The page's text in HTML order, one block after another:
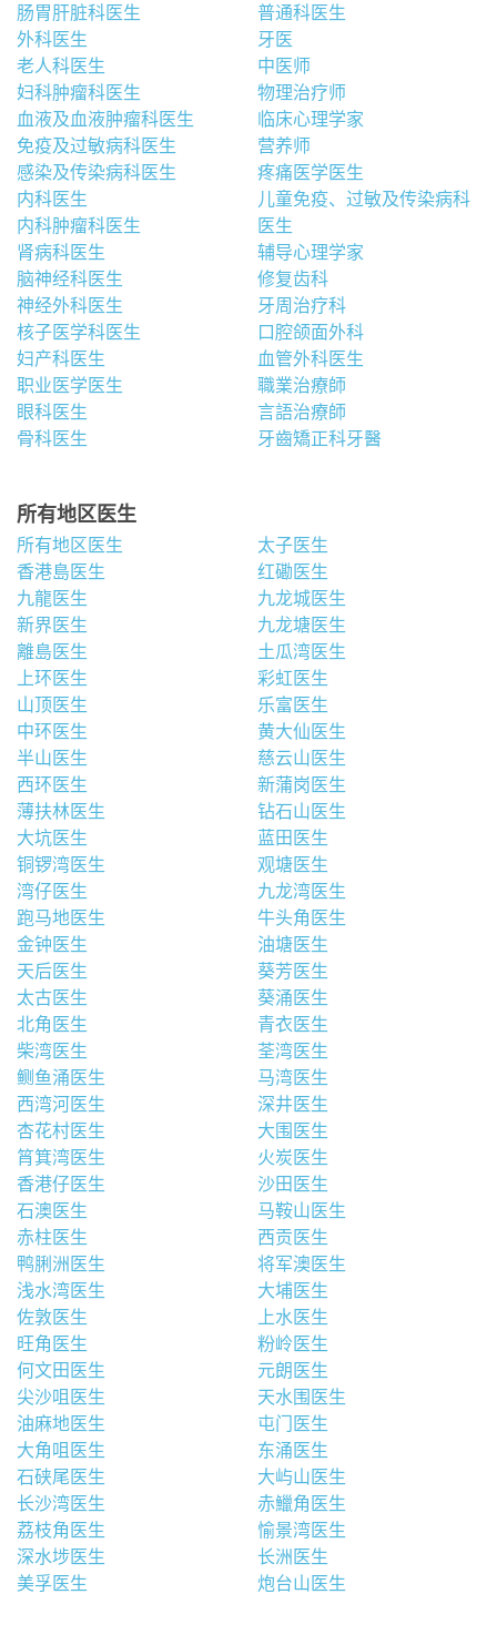
肠胃肝脏科医生
外科医生
老人科医生
妇科肿瘤科医生
血液及血液肿瘤科医生
免疫及过敏病科医生
感染及传染病科医生
内科医生
内科肿瘤科医生
肾病科医生
脑神经科医生
神经外科医生
核子医学科医生
妇产科医生
职业医学医生
眼科医生
骨科医生
普通科医生
牙医
中医师
物理治疗师
临床心理学家
营养师
疼痛医学医生
儿童免疫、过敏及传染病科
医生
辅导心理学家
修复齿科
牙周治疗科
口腔颌面外科
血管外科医生
職業治療師
言語治療師
牙齒矯正科牙醫
所有地区医生
所有地区医生
香港島医生
九龍医生
新界医生
離島医生
上环医生
山顶医生
中环医生
半山医生
西环医生
薄扶林医生
大坑医生
铜锣湾医生
湾仔医生
跑马地医生
金钟医生
天后医生
太古医生
北角医生
柴湾医生
鲗鱼涌医生
西湾河医生
杏花村医生
筲箕湾医生
香港仔医生
石澳医生
赤柱医生
鸭脷洲医生
浅水湾医生
佐敦医生
旺角医生
何文田医生
尖沙咀医生
油麻地医生
大角咀医生
石硖尾医生
长沙湾医生
荔枝角医生
深水埗医生
美孚医生
太子医生
红磡医生
九龙城医生
九龙塘医生
土瓜湾医生
彩虹医生
乐富医生
黄大仙医生
慈云山医生
新蒲岗医生
钻石山医生
蓝田医生
观塘医生
九龙湾医生
牛头角医生
油塘医生
葵芳医生
葵涌医生
青衣医生
荃湾医生
马湾医生
深井医生
大围医生
火炭医生
沙田医生
马鞍山医生
西贡医生
将军澳医生
大埔医生
上水医生
粉岭医生
元朗医生
天水围医生
屯门医生
东涌医生
大屿山医生
赤鱲角医生
愉景湾医生
长洲医生
炮台山医生